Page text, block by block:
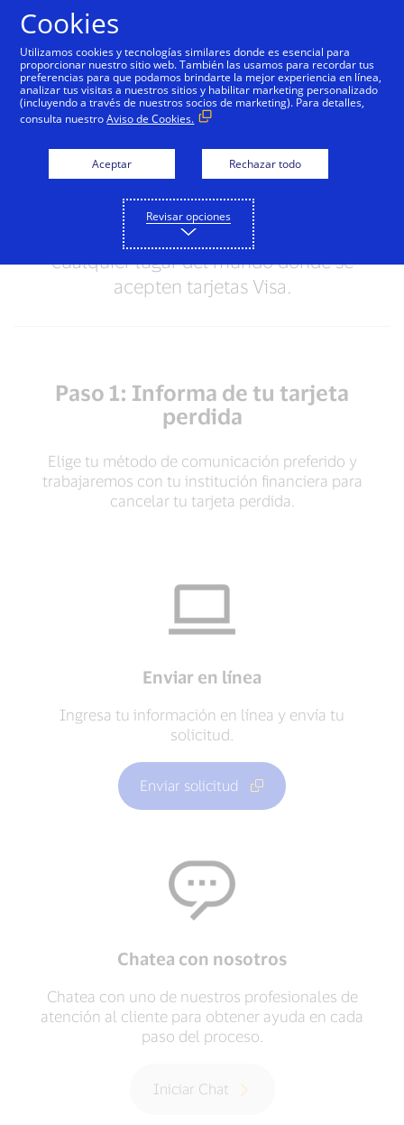
Informar una tarjeta
perdida o robada
Estamos aquí para ayudar. Visa colabora
con tu institución financiera para cancelar
tu tarjeta perdida y obtener una tarjeta de
reemplazo o efectivo de emergencia, en
cualquier lugar del mundo donde se
acepten tarjetas Visa.
Paso 1: Informa de tu tarjeta
perdida
Elige tu método de comunicación preferido y
trabajaremos con tu institución financiera para
cancelar tu tarjeta perdida.
Enviar en línea
Ingresa tu información en línea y envía tu
solicitud.
Enviar solicitud
Chatea con nosotros
Chatea con uno de nuestros profesionales de
atención al cliente para obtener ayuda en cada
paso del proceso.
Iniciar Chat
Cookies
Utilizamos cookies y tecnologías similares donde es esencial para
proporcionar nuestro sitio web. También las usamos para recordar tus
preferencias para que podamos brindarte la mejor experiencia en línea,
analizar tus visitas a nuestros sitios y habilitar marketing personalizado
(incluyendo a través de nuestros socios de marketing). Para detalles,
consulta nuestroAviso de Cookies.
Aceptar Rechazar todo
Revisar opciones